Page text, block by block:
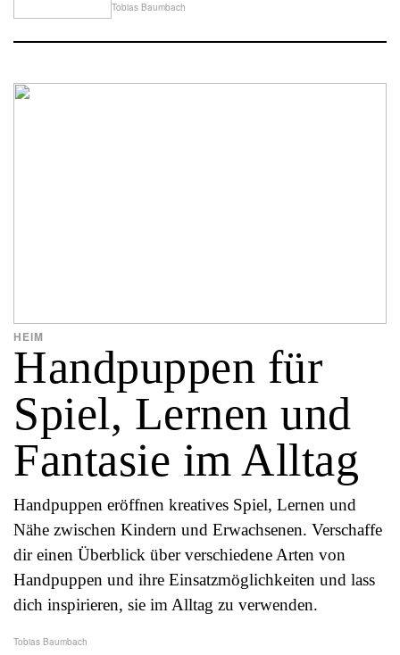
Tobias Baumbach
Handpuppen für
Spiel, Lernen und
Fantasie im Alltag
HEIM
Handpuppen eröffnen kreatives Spiel, Lernen und
Nähe zwischen Kindern und Erwachsenen. Verschaffe
dir einen Überblick über verschiedene Arten von
Handpuppen und ihre Einsatzmöglichkeiten und lass
dich inspirieren, sie im Alltag zu verwenden.
Tobias Baumbach